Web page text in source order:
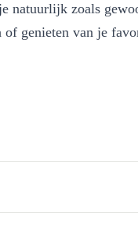
natuurlijk zoals
of genieten van je